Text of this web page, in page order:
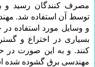
مصرف کنندگان رسید و
توسط آن استفاده شد.
و وسایل مورد استفاده
بسیاری در اختراع و
کنند. و به این صورت در
مهندسی برق گشوده شده